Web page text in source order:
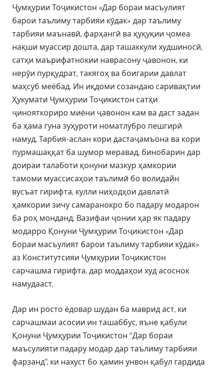
Ҷумҳурии Тоҷикистон «Дар бораи масъулият
барои таълиму тарбияи кӯдак» дар таълиму
тарбияи маънавӣ, фарҳангӣ ва ҳуқуқии ҷомеа
нақши муассир дошта, дар ташаккули худшиносӣ,
сатҳи маърифатнокии наврасону ҷавонон, ки
нерӯи пурқудрат, такягоҳ ва боигарии давлат
маҳсуб меёбад. Ин иқдоми созандаю саривақтии
Ҳукумати Ҷумҳурии Тоҷикистон сатҳи
ҷинояткориро миёни ҷавонон кам ва даст задан
ба ҳама гуна зуҳуроти номатлубро пешгирӣ
намуд. Тарбия-аслан кори дастаҷамъона ва кори
пурмашаққат ба шумор меравад, бинобарин дар
доираи талаботи қонуни мазкур ҳамкории
тамоми муассисаҳои таълимӣ бо волидайн
вусъат гирифта, кулли ниҳодҳои давлатӣ
ҳамкории зичу самаранокро бо падару модарон
ба роҳ монданд. Вазифаи ҷонии ҳар як падару
модарро Қонуни Ҷумҳурии Тоҷикистон «Дар
бораи масъулият барои таълиму тарбияи кӯдак»
аз Конститутсияи Ҷумҳурии Тоҷикистон
сарчашма гирифта, дар моддаҳои худ асоснок
намудааст.
Дар ин росто ёдовар шудан ба маврид аст, ки
сарчашмаи асосии ин ташаббус, яъне қабули
Қонуни Ҷумҳурии Тоҷикистон “Дар бораи
маъсулияти падару модар дар таълиму тарбияи
фарзанд”, ки нахуст бо ҳамин унвон қабул гардида